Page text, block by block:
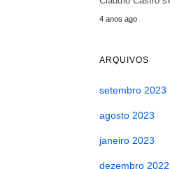
4 anos ago
ARQUIVOS
setembro 2023
agosto 2023
janeiro 2023
dezembro 2022